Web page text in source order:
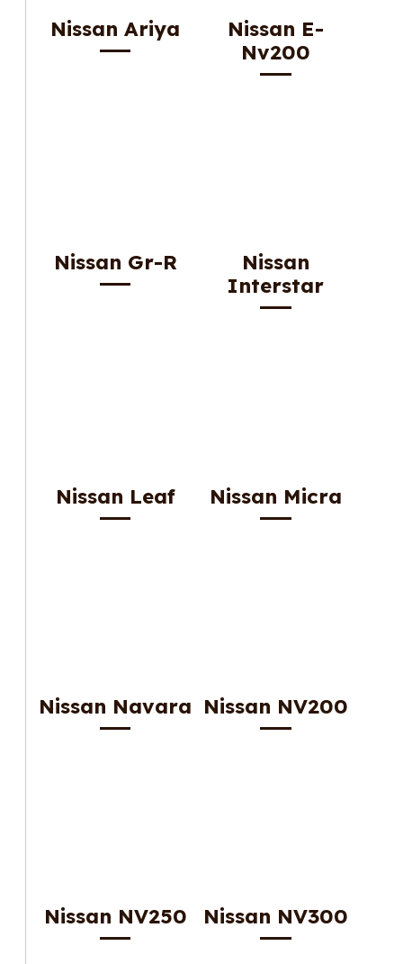
Nissan Ariya
Nissan E-
Nv200
Nissan Gr-R
Nissan
Interstar
Nissan Leaf Nissan Micra
Nissan Navara Nissan NV200
Nissan NV250 Nissan NV300